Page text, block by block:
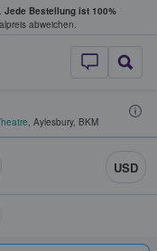
Jede Bestellung ist 100%
abweichen.
StubHub - Wo
, Aylesbury, BKM
USD